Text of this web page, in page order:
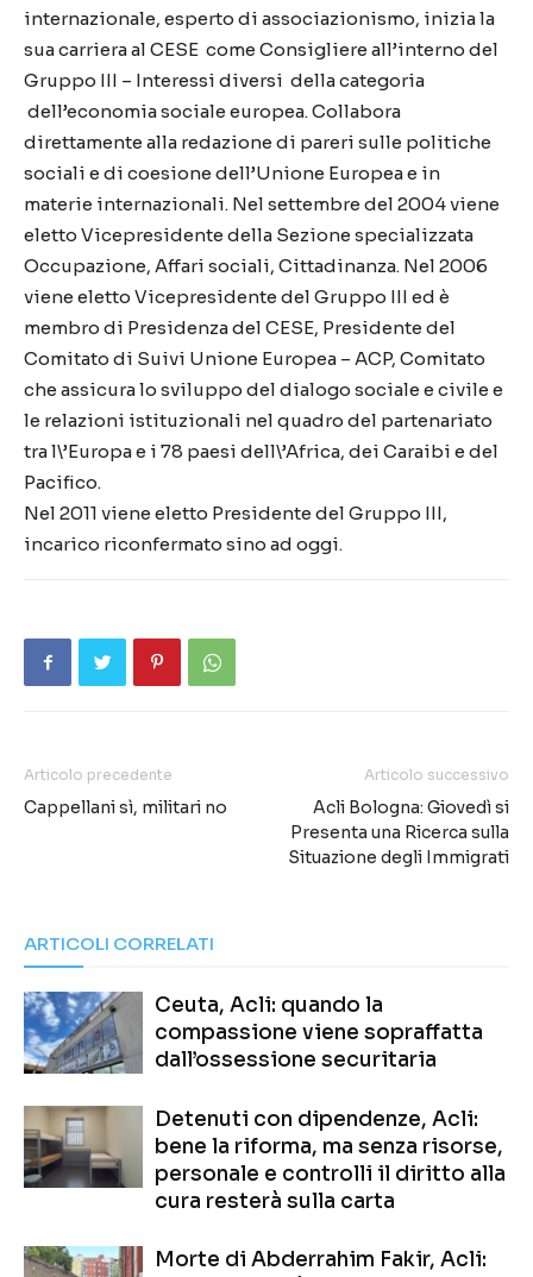
internazionale, esperto di associazionismo, inizia la
sua carriera al CESE come Consigliere all’interno del
Gruppo III – Interessi diversi della categoria
dell’economia sociale europea. Collabora
direttamente alla redazione di pareri sulle politiche
sociali e di coesione dell’Unione Europea e in
materie internazionali. Nel settembre del 2004 viene
eletto Vicepresidente della Sezione specializzata
Occupazione, Affari sociali, Cittadinanza. Nel 2006
viene eletto Vicepresidente del Gruppo III ed è
membro di Presidenza del CESE, Presidente del
Comitato di Suivi Unione Europea – ACP, Comitato
che assicura lo sviluppo del dialogo sociale e civile e
le relazioni istituzionali nel quadro del partenariato
tra l\’Europa e i 78 paesi dell\’Africa, dei Caraibi e del
Pacifico.
Nel 2011 viene eletto Presidente del Gruppo III,
incarico riconfermato sino ad oggi.
Articolo precedente
Cappellani sì, militari no
Articolo successivo
Acli Bologna: Giovedì si
Presenta una Ricerca sulla
Situazione degli Immigrati
ARTICOLI CORRELATI
Ceuta, Acli: quando la
compassione viene sopraffatta
dall’ossessione securitaria
Detenuti con dipendenze, Acli:
bene la riforma, ma senza risorse,
personale e controlli il diritto alla
cura resterà sulla carta
Morte di Abderrahim Fakir, Acli: